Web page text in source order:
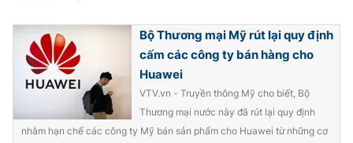
Chuyên mục khác
Emagazine Podcast
Photo Infographic
Bộ Thương mại Mỹ rút lại quy định
cấm các công ty bán hàng cho
Huawei
VTV.vn - Truyền thông Mỹ cho biết, Bộ
Thương mại nước này đã rút lại quy định
nhằm hạn chế các công ty Mỹ bán sản phẩm cho Huawei từ những cơ